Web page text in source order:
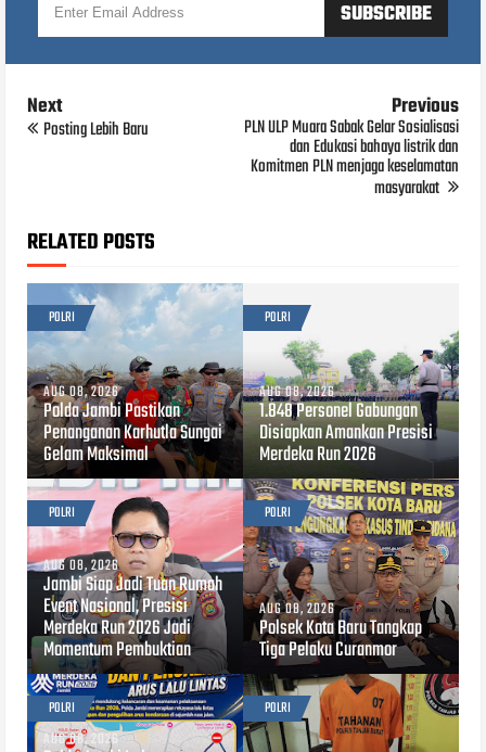
Next
Posting Lebih Baru
Previous
PLN ULP Muara Sabak Gelar Sosialisasi
dan Edukasi bahaya listrik dan
Komitmen PLN menjaga keselamatan
masyarakat
RELATED POSTS
POLRI
AUG 08, 2026
Polda Jambi Pastikan
Penanganan Karhutla Sungai
Gelam Maksimal
POLRI
AUG 08, 2026
1.848 Personel Gabungan
Disiapkan Amankan Presisi
Merdeka Run 2026
POLRI
AUG 08, 2026
Jambi Siap Jadi Tuan Rumah
Event Nasional, Presisi
Merdeka Run 2026 Jadi
Momentum Pembuktian
POLRI
AUG 08, 2026
Polsek Kota Baru Tangkap
Tiga Pelaku Curanmor
POLRI
AUG 08, 2026
POLRI